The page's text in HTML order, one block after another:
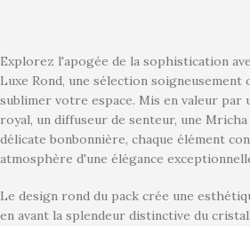
Explorez l'apogée de la sophistication
Luxe Rond, une sélection
sublimer votre espace. Mis en valeur par
royal, un diffuseur de senteur, une
délicate bonbonnière, chaque élément
atmosphère d'une élégance
Le design rond du pack crée une
en avant la splendeur distinctive du